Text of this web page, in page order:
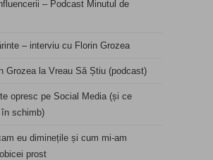
– Podcast Minutul de
– interviu cu Florin Grozea
Grozea la Vreau Să Știu (podcast)
opresc pe Social Media (și ce
schimb)
eu diminețile și cum mi-am
prost